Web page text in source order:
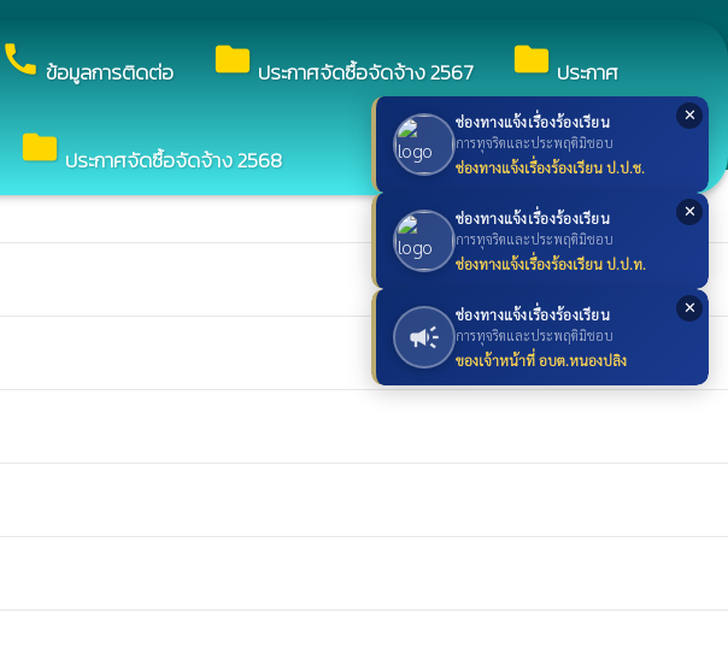
✕
ช่องทางแจ้งเรื่องร้องเรียน
การทุจริตและประพฤติมิชอบ
ช่องทางแจ้งเรื่องร้องเรียน ป.ป.ช.
✕
ช่องทางแจ้งเรื่องร้องเรียน
การทุจริตและประพฤติมิชอบ
ช่องทางแจ้งเรื่องร้องเรียน ป.ป.ท.
✕
campaign
ช่องทางแจ้งเรื่องร้องเรียน
การทุจริตและประพฤติมิชอบ
ของเจ้าหน้าที่ อบต.หนองปลิง
call ข้อมูลการติดต่อ folder ประกาศจัดซื้อจัดจ้าง 2567 folder ประกาศ
folder ประกาศจัดซื้อจัดจ้าง 2568